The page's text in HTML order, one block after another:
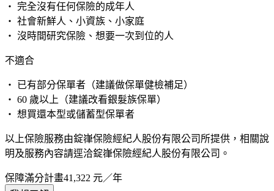
・ 完全沒有任何保險的成年人
・ 社會新鮮人、小資族、小家庭
・ 沒時間研究保險、想要一次到位的人
不適合
・ 已有部分保單者（建議做保單健檢補足）
・ 60 歲以上（建議改看銀髮族保單）
・ 想買還本型或儲蓄型保單者
以上保險服務由錠嵂保險經紀人股份有限公司所提供，相關說
明及服務內容請逕洽錠嵂保險經紀人股份有限公司。
保障滿分計畫41,322 元／年